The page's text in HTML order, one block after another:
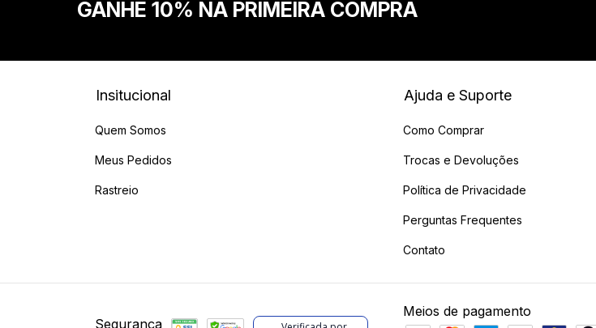
GANHE 10% NA PRIMEIRA COMPRA
Insitucional
Quem Somos
Meus Pedidos
Rastreio
Ajuda e Suporte
Como Comprar
Trocas e Devoluções
Política de Privacidade
Perguntas Frequentes
Contato
Segurança
Meios de pagamento